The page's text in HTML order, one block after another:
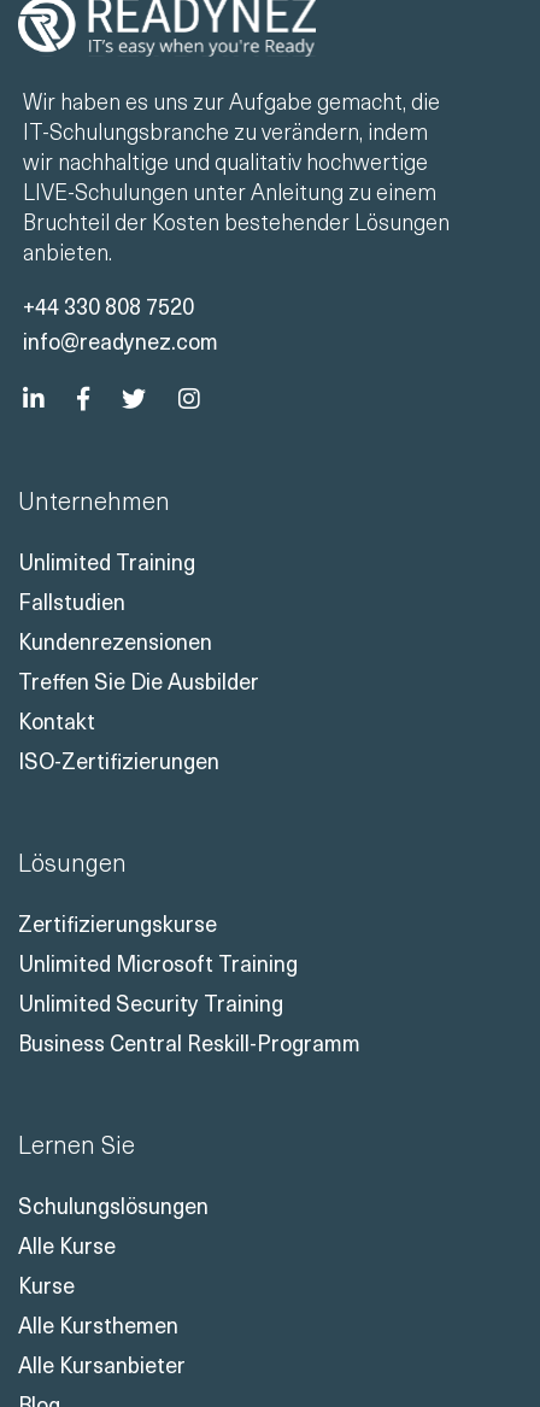
Wir haben es uns zur Aufgabe gemacht, die
IT-Schulungsbranche zu verändern, indem
wir nachhaltige und qualitativ hochwertige
LIVE-Schulungen unter Anleitung zu einem
Bruchteil der Kosten bestehender Lösungen
anbieten.
+44 330 808 7520
info@readynez.com
Unternehmen
Unlimited Training
Fallstudien
Kundenrezensionen
Treffen Sie Die Ausbilder
Kontakt
ISO-Zertifizierungen
Lösungen
Zertifizierungskurse
Unlimited Microsoft Training
Unlimited Security Training
Business Central Reskill-Programm
Lernen Sie
Schulungslösungen
Alle Kurse
Kurse
Alle Kursthemen
Alle Kursanbieter